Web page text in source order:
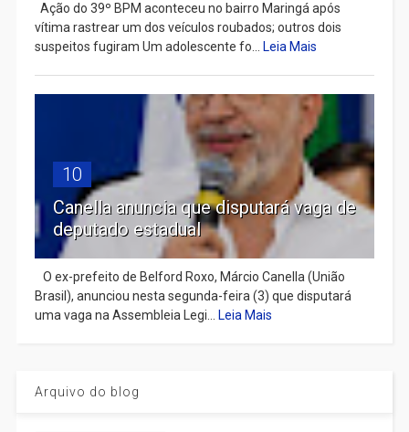
Ação do 39º BPM aconteceu no bairro Maringá após
vítima rastrear um dos veículos roubados; outros dois
suspeitos fugiram Um adolescente fo... Leia Mais
10
Canella anuncia que disputará vaga de
deputado estadual
​ O ex-prefeito de Belford Roxo, Márcio Canella (União
Brasil), anunciou nesta segunda-feira (3) que disputará
uma vaga na Assembleia Legi... Leia Mais
Arquivo do blog